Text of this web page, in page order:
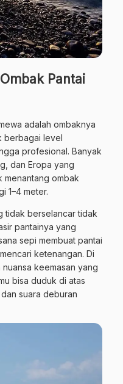
Pantai
adalah ombaknya
berbagai level
profesional. Banyak
dan Eropa yang
menantang ombak
1–4 meter.
tidak berselancar tidak
pantainya yang
sepi membuat pantai
ketenangan. Di
keemasan yang
bisa duduk di atas
suara deburan